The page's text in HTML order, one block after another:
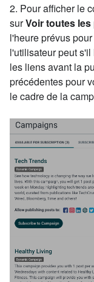
2. Pour afficher le
surVoir toutes
l'heure prévus
l'utilisateur peut
les liens avant la
précédentes pour
le cadre de la